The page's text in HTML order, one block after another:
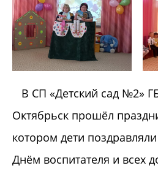
В СП «Детский сад №2»
Октябрьск прошёл
котором дети
Днём воспитателя и всех